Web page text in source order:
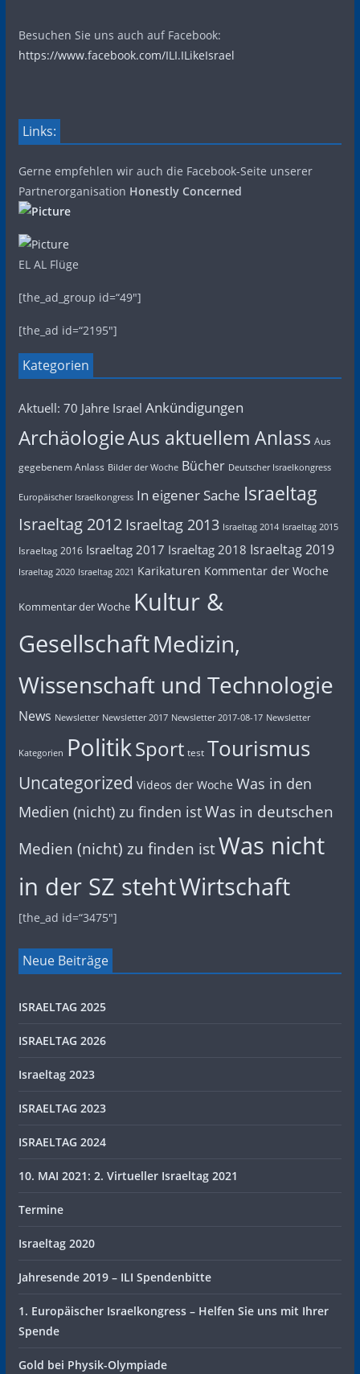
Besuchen Sie uns auch auf Facebook:
https://www.facebook.com/ILI.ILikeIsrael
Links:
Gerne empfehlen wir auch die Facebook-Seite unserer
Partnerorganisation Honestly Concerned
EL AL Flüge
[the_ad_group id=“49″]
[the_ad id=“2195″]
Kategorien
Aktuell: 70 Jahre Israel Ankündigungen
ArchäologieAus aktuellem Anlass Aus
gegebenem Anlass Bilder der Woche Bücher Deutscher Israelkongress
Europäischer Israelkongress In eigener Sache Israeltag
Israeltag 2012 Israeltag 2013 Israeltag 2014 Israeltag 2015
Israeltag 2016 Israeltag 2017 Israeltag 2018 Israeltag 2019
Israeltag 2020 Israeltag 2021 Karikaturen Kommentar der Woche
Kommentar der Woche Kultur &
GesellschaftMedizin,
Wissenschaft und Technologie
News Newsletter Newsletter 2017 Newsletter 2017-08-17 Newsletter
Kategorien PolitikSport test Tourismus
Uncategorized Videos der Woche Was in den
Medien (nicht) zu finden istWas in deutschen
Medien (nicht) zu finden istWas nicht
in der SZ stehtWirtschaft
[the_ad id=“3475″]
Neue Beiträge
ISRAELTAG 2025
ISRAELTAG 2026
Israeltag 2023
ISRAELTAG 2023
ISRAELTAG 2024
10. MAI 2021: 2. Virtueller Israeltag 2021
Termine
Israeltag 2020
Jahresende 2019 – ILI Spendenbitte
1. Europäischer Israelkongress – Helfen Sie uns mit Ihrer
Spende
Gold bei Physik-Olympiade